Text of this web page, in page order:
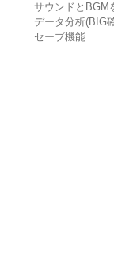
サウンドとBGM
データ分析(BIG
セーブ機能